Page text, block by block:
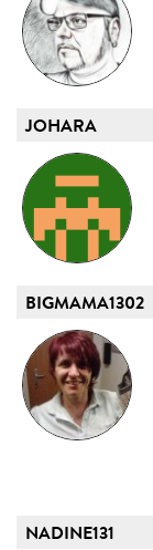
JOHARA
BIGMAMA1302
NADINE131